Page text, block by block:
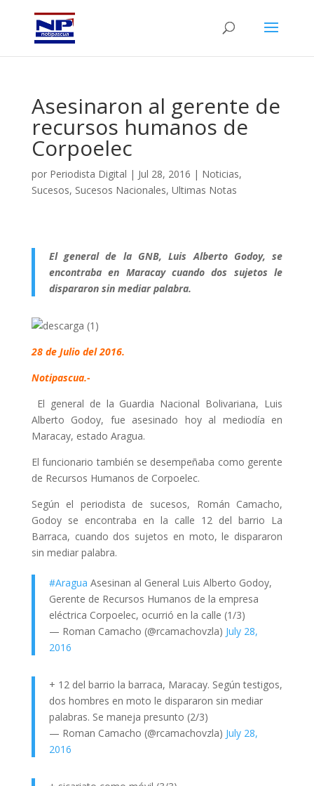
Asesinaron al gerente de
recursos humanos de
Corpoelec
por Periodista Digital | Jul 28, 2016 | Noticias,
Sucesos, Sucesos Nacionales, Ultimas Notas
El general de la GNB, Luis Alberto Godoy, se
encontraba en Maracay cuando dos sujetos le
dispararon sin mediar palabra.
28 de Julio del 2016.
Notipascua.-
El general de la Guardia Nacional Bolivariana, Luis
Alberto Godoy, fue asesinado hoy al mediodía en
Maracay, estado Aragua.
El funcionario también se desempeñaba como gerente
de Recursos Humanos de Corpoelec.
Según el periodista de sucesos, Román Camacho,
Godoy se encontraba en la calle 12 del barrio La
Barraca, cuando dos sujetos en moto, le dispararon
sin mediar palabra.
#Aragua Asesinan al General Luis Alberto Godoy,
Gerente de Recursos Humanos de la empresa
eléctrica Corpoelec, ocurrió en la calle (1/3)
— Roman Camacho (@rcamachovzla) July 28,
2016
+ 12 del barrio la barraca, Maracay. Según testigos,
dos hombres en moto le dispararon sin mediar
palabras. Se maneja presunto (2/3)
— Roman Camacho (@rcamachovzla) July 28,
2016